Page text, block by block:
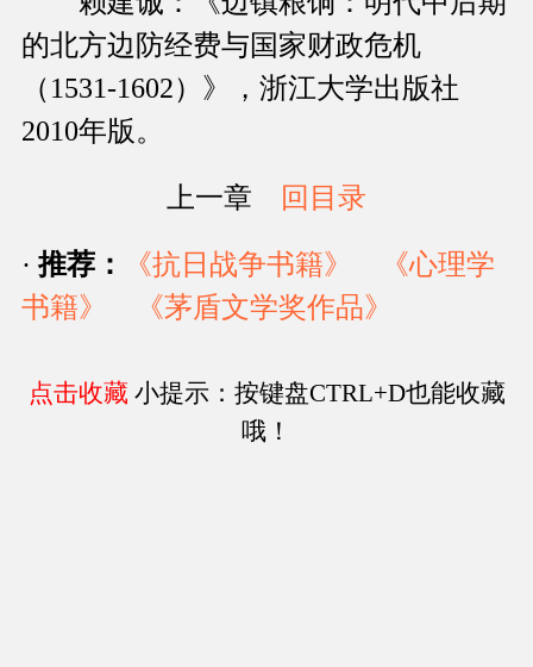
的北方边防经费与国家财政危机
（1531-1602）》，浙江大学出版社
2010年版。
上一章 回目录
· 推荐： 《抗日战争书籍》
《心理学
书籍》
《茅盾文学奖作品》
点击收藏 小提示：按键盘CTRL+D也能收藏
哦！